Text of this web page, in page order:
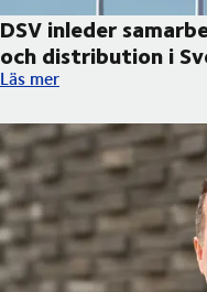
DSV inleder
och distribution i
DSV inleder samarbete
Läs mer